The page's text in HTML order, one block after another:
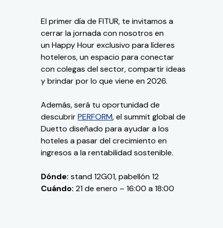
El primer día de FITUR, te invitamos a
cerrar la jornada con nosotros en
unHappy Hour exclusivo paralíderes
hoteleros, un espacio para conectar
con colegas del sector, compartir ideas
y brindar por lo que viene en 2026.
Además, será tu oportunidad de
descubrirPERFORM, el summit global de
Duetto diseñado para ayudar a los
hoteles a pasar del crecimiento en
ingresos a la rentabilidad sostenible.
Dónde: stand 12G01, pabellón 12
Cuándo: 21 de enero – 16:00 a 18:00